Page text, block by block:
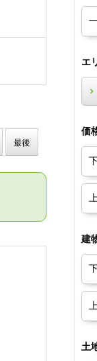
最後
エ
価
建
土